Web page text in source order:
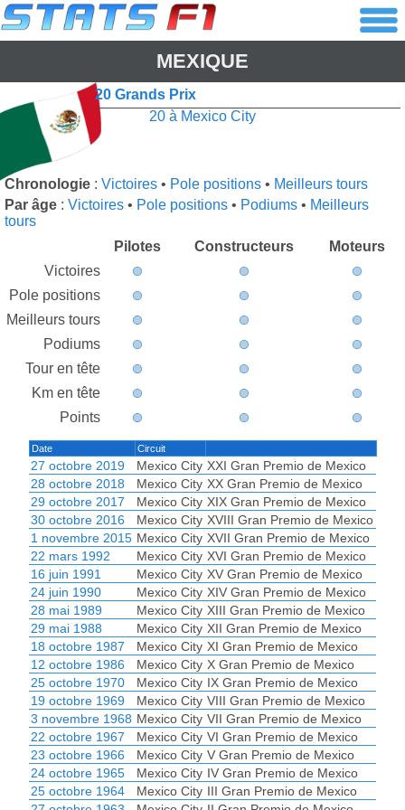
MEXIQUE
20 Grands Prix
20 à Mexico City
Chronologie : Victoires • Pole positions • Meilleurs tours
Par âge : Victoires • Pole positions • Podiums • Meilleurs
tours
Pilotes
Constructeurs
Moteurs
Victoires
Pole positions
Meilleurs tours
Podiums
Tour en tête
Km en tête
Points
Date Circuit
27 octobre 2019 Mexico City XXI Gran Premio de Mexico
28 octobre 2018
Mexico City XX Gran Premio de Mexico
29 octobre 2017
Mexico City XIX Gran Premio de Mexico
30 octobre 2016
Mexico City XVIII Gran Premio de Mexico
1 novembre 2015 Mexico City XVII Gran Premio de Mexico
22 mars 1992
Mexico City XVI Gran Premio de Mexico
16 juin 1991
Mexico City XV Gran Premio de Mexico
24 juin 1990
Mexico City XIV Gran Premio de Mexico
28 mai 1989
Mexico City XIII Gran Premio de Mexico
29 mai 1988
Mexico City XII Gran Premio de Mexico
18 octobre 1987
Mexico City XI Gran Premio de Mexico
12 octobre 1986
Mexico City X Gran Premio de Mexico
25 octobre 1970
Mexico City IX Gran Premio de Mexico
19 octobre 1969
Mexico City VIII Gran Premio de Mexico
3 novembre 1968 Mexico City VII Gran Premio de Mexico
22 octobre 1967
Mexico City VI Gran Premio de Mexico
23 octobre 1966
Mexico City V Gran Premio de Mexico
24 octobre 1965
Mexico City IV Gran Premio de Mexico
25 octobre 1964
Mexico City III Gran Premio de Mexico